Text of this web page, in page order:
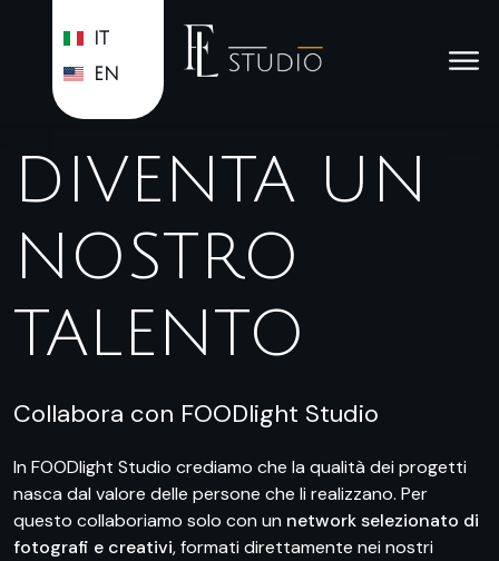
IT
EN
DIVENTA UN
NOSTRO
TALENTO
Collabora con FOODlight Studio
In FOODlight Studio crediamo che la qualità dei progetti
nasca dal valore delle persone che li realizzano. Per
questo collaboriamo solo con un network selezionato di
fotografi e creativi, formati direttamente nei nostri